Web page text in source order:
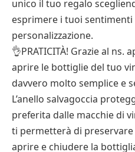
unico il tuo regalo
esprimere i tuoi
personalizzazione.
👌PRATICITÀ! Grazie al
aprire le bottiglie del tuo
davvero molto semplice e
L’anello salvagoccia
preferita dalle macchie di
ti permetterà di
aprire e chiudere la